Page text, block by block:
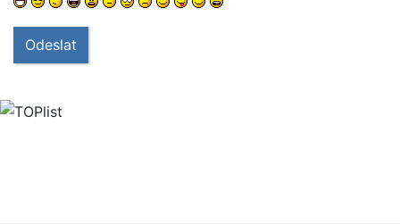
Odeslat